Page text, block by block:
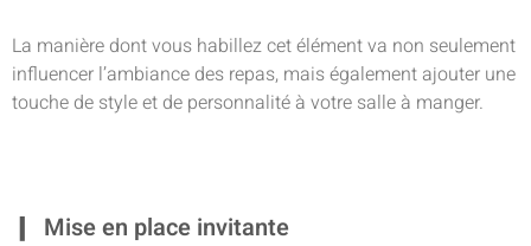
La manière dont vous habillez cet élément va non seulement
influencer l’ambiance des repas, mais également ajouter une
touche de style et de personnalité à votre salle à manger.
Mise en place invitante